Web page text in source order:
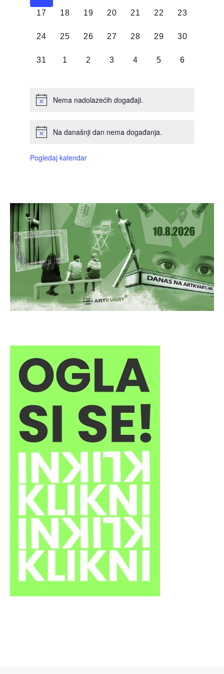
0
17
0
18
0
19
0
20
0
21
0
22
0
23
0
24
0
25
0
26
0
27
0
28
0
29
0
30
0
31
0
1
0
2
0
3
0
4
0
5
0
6
Nema nadolazećih događaji.
Na današnji dan nema događanja.
Pogledaj kalendar